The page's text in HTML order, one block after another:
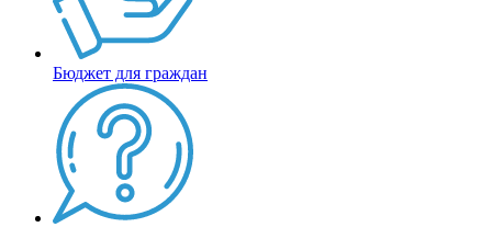
Бюджет для граждан